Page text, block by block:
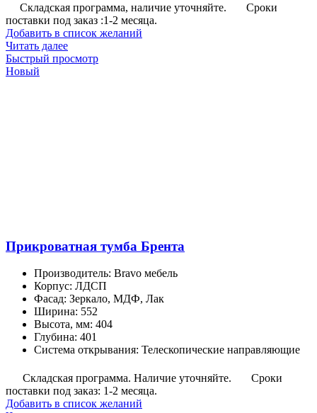
Складская программа, наличие уточняйте.
Сроки
поставки под заказ :1-2 месяца.
Добавить в список желаний
Читать далее
Быстрый просмотр
Новый
Прикроватная тумба Брента
Производитель: Bravo мебель
Корпус: ЛДСП
Фасад: Зеркало, МДФ, Лак
Ширина: 552
Высота, мм: 404
Глубина: 401
Система открывания: Телескопические направляющие
Складская программа. Наличие уточняйте.
Сроки
поставки под заказ: 1-2 месяца.
Добавить в список желаний